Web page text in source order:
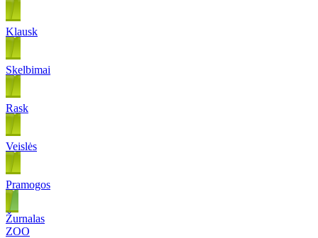
Klausk
Skelbimai
Rask
Veislės
Pramogos
Žurnalas
ZOO